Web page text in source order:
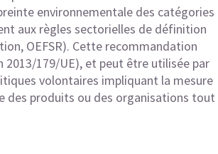
environnementale des catégories
aux règles sectorielles de définition
OEFSR). Cette recommandation
2013/179/UE), et peut être utilisée par
volontaires impliquant la mesure
des produits ou des organisations tout